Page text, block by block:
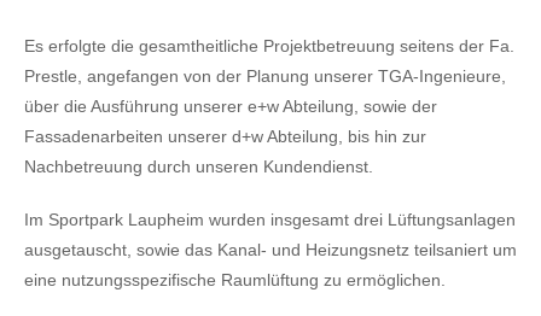
Es erfolgte die gesamtheitliche Projektbetreuung seitens der Fa.
Prestle, angefangen von der Planung unserer TGA-Ingenieure,
über die Ausführung unserer e+w Abteilung, sowie der
Fassadenarbeiten unserer d+w Abteilung, bis hin zur
Nachbetreuung durch unseren Kundendienst.
Im Sportpark Laupheim wurden insgesamt drei Lüftungsanlagen
ausgetauscht, sowie das Kanal- und Heizungsnetz teilsaniert um
eine nutzungsspezifische Raumlüftung zu ermöglichen.